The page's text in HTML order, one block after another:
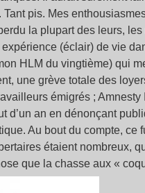
pis. Mes
la plupart des leurs,
(éclair) de vie
HLM du vingtième) qui
une grève totale des
émigrés ; Amnesty
d’un an en dénonçant
Au bout du compte, ce
étaient nombreux,
que la chasse aux «